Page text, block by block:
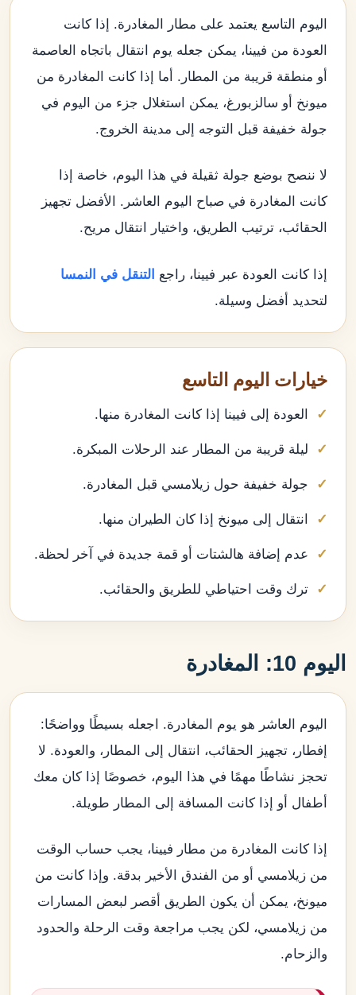
اليوم التاسع يعتمد على مطار المغادرة. إذا كانت
العودة من فيينا، يمكن جعله يوم انتقال باتجاه العاصمة
أو منطقة قريبة من المطار. أما إذا كانت المغادرة من
ميونخ أو سالزبورغ، يمكن استغلال جزء من اليوم في
جولة خفيفة قبل التوجه إلى مدينة الخروج.
لا ننصح بوضع جولة ثقيلة في هذا اليوم، خاصة إذا
كانت المغادرة في صباح اليوم العاشر. الأفضل تجهيز
الحقائب، ترتيب الطريق، واختيار انتقال مريح.
إذا كانت العودة عبر فيينا، راجع التنقل في النمسا
لتحديد أفضل وسيلة.
خيارات اليوم التاسع
العودة إلى فيينا إذا كانت المغادرة منها.
ليلة قريبة من المطار عند الرحلات المبكرة.
جولة خفيفة حول زيلامسي قبل المغادرة.
انتقال إلى ميونخ إذا كان الطيران منها.
عدم إضافة هالشتات أو قمة جديدة في آخر لحظة.
ترك وقت احتياطي للطريق والحقائب.
اليوم 10: المغادرة
اليوم العاشر هو يوم المغادرة. اجعله بسيطًا وواضحًا:
إفطار، تجهيز الحقائب، انتقال إلى المطار، والعودة. لا
تحجز نشاطًا مهمًا في هذا اليوم، خصوصًا إذا كان معك
أطفال أو إذا كانت المسافة إلى المطار طويلة.
إذا كانت المغادرة من مطار فيينا، يجب حساب الوقت
من زيلامسي أو من الفندق الأخير بدقة. وإذا كانت من
ميونخ، يمكن أن يكون الطريق أقصر لبعض المسارات
من زيلامسي، لكن يجب مراجعة وقت الرحلة والحدود
والزحام.